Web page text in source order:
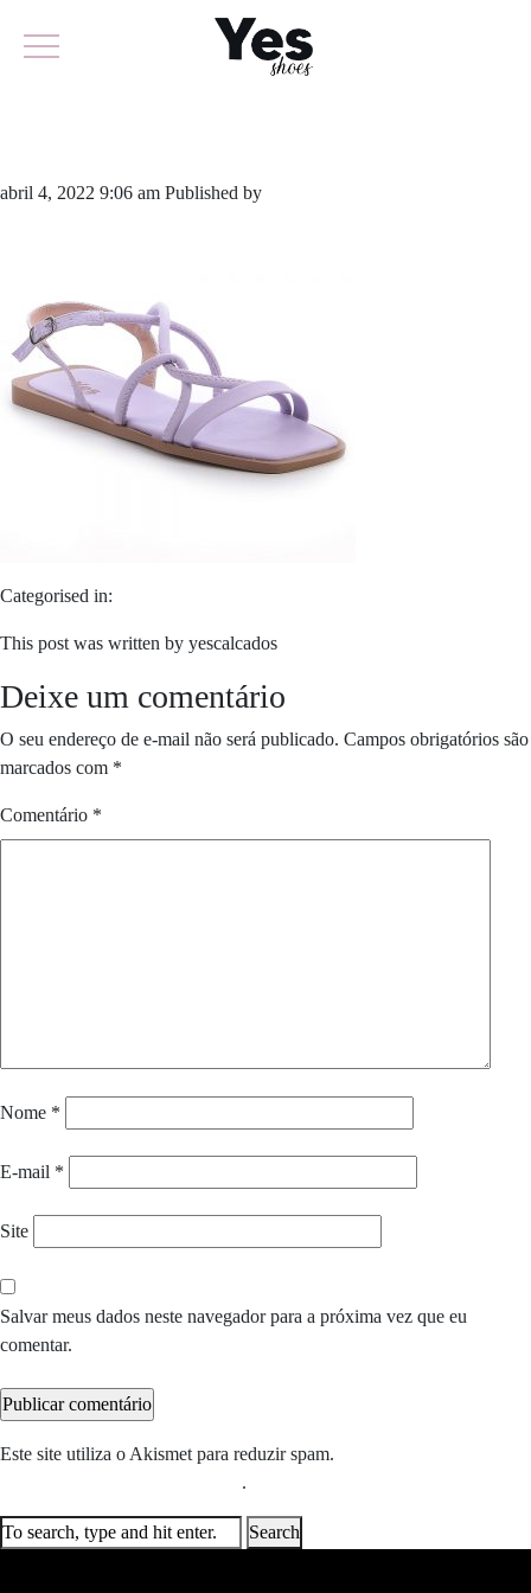
abril 4, 2022 9:06 am Published by
Categorised in:
This post was written by yescalcados
Deixe um comentário
O seu endereço de e-mail não será publicado. Campos obrigatórios são
marcados com *
Comentário *
Nome *
E-mail *
Site
Salvar meus dados neste navegador para a próxima vez que eu
comentar.
Este site utiliza o Akismet para reduzir spam.
.
Search